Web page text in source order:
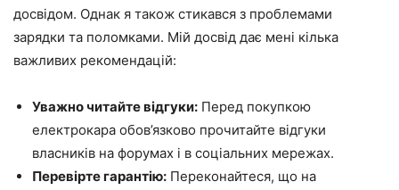
досвідом. Однак я також стикався з проблемами
зарядки та поломками. Мій досвід дає мені кілька
важливих рекомендацій:
Уважно читайте відгуки: Перед покупкою
електрокара обов’язково прочитайте відгуки
власників на форумах і в соціальних мережах.
Перевірте гарантію: Переконайтеся, що на